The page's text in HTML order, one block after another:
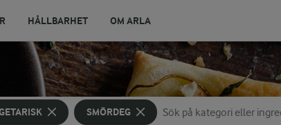
HÅLLBARHET OM ARLA
SMÖRDEG
Sök på kategori eller